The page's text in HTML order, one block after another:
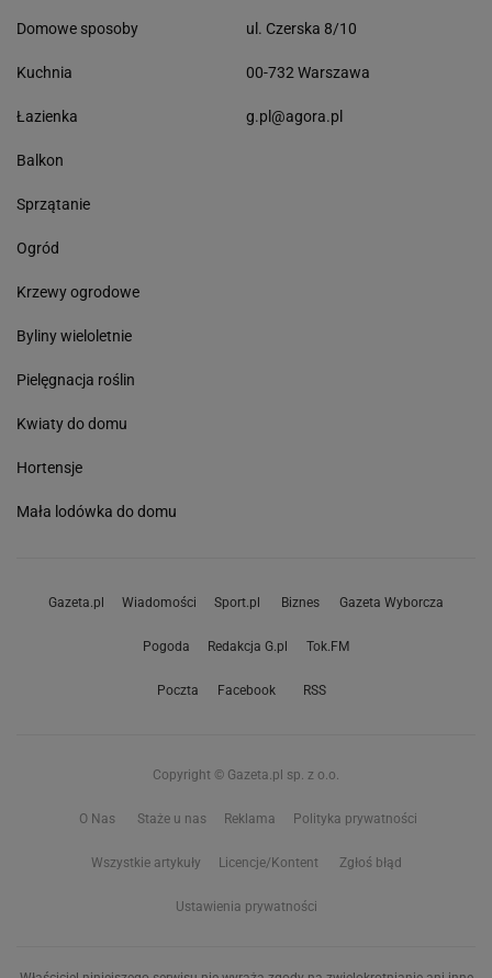
Domowe sposoby
Kuchnia
Łazienka
Balkon
Sprzątanie
Ogród
Krzewy ogrodowe
Byliny wieloletnie
Pielęgnacja roślin
Kwiaty do domu
Hortensje
Mała lodówka do domu
ul. Czerska 8/10
00-732 Warszawa
g.pl@agora.pl
Gazeta.pl Wiadomości Sport.pl Biznes Gazeta Wyborcza
Pogoda Redakcja G.pl Tok.FM
Poczta Facebook RSS
Copyright © Gazeta.pl sp. z o.o.
O Nas Staże u nas Reklama Polityka prywatności
Wszystkie artykuły Licencje/Kontent Zgłoś błąd
Ustawienia prywatności